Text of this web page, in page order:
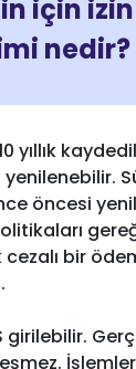
için
nedir?
yıllık
yenilenebilir.
öncesi
cezalı bir
girilebilir.